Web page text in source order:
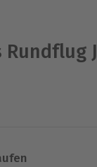
Rundflug